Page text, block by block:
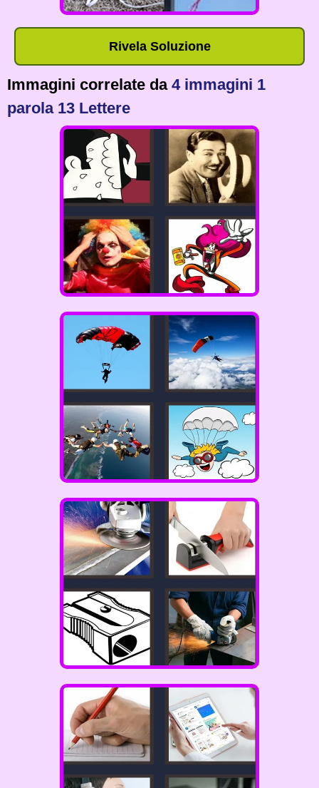
Rivela Soluzione
Immagini correlate da 4 immagini 1
parola 13 Lettere